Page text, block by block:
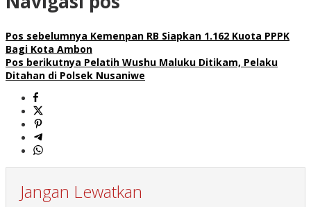
Pos sebelumnya Kemenpan RB Siapkan 1.162 Kuota PPPK
Bagi Kota Ambon
Pos berikutnya Pelatih Wushu Maluku Ditikam, Pelaku
Ditahan di Polsek Nusaniwe
Jangan Lewatkan